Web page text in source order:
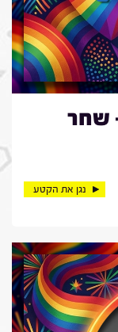
גאווה 2026 - שחר
נגן את הקטע